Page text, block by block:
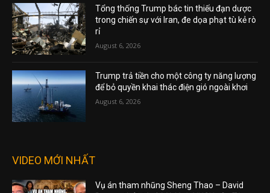
Tổng thống Trump bác tin thiếu đạn dược
trong chiến sự với Iran, đe dọa phạt tù kẻ rò
rỉ
August 6, 2026
Trump trả tiền cho một công ty năng lượng
để bỏ quyền khai thác điện gió ngoài khơi
August 6, 2026
VIDEO MỚI NHẤT
Vụ án tham nhũng Sheng Thao – David